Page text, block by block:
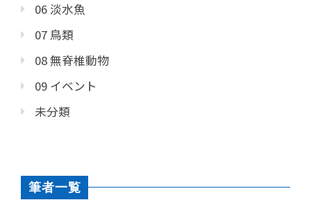
06 淡水魚
07 鳥類
08 無脊椎動物
09 イベント
未分類
筆者一覧